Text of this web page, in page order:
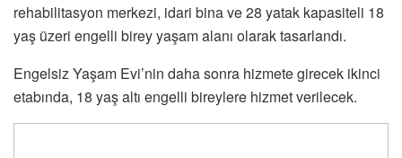
rehabilitasyon merkezi, idari bina ve 28 yatak kapasiteli 18
yaş üzeri engelli birey yaşam alanı olarak tasarlandı.
Engelsiz Yaşam Evi’nin daha sonra hizmete girecek ikinci
etabında, 18 yaş altı engelli bireylere hizmet verilecek.